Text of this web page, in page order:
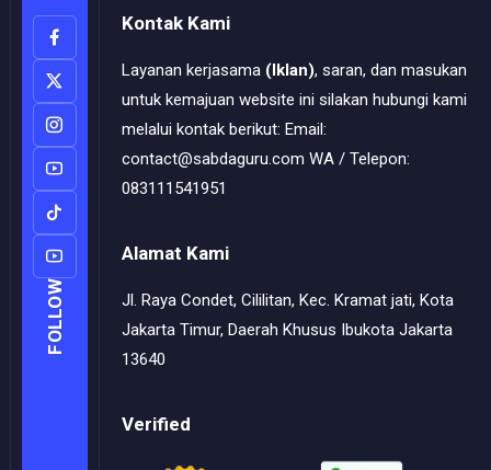
FOLLOW
Kontak Kami
Layanan kerjasama (Iklan), saran, dan masukan
untuk kemajuan website ini silakan hubungi kami
melalui kontak berikut: Email:
contact@sabdaguru.com WA / Telepon:
083111541951
Alamat Kami
Jl. Raya Condet, Cililitan, Kec. Kramat jati, Kota
Jakarta Timur, Daerah Khusus Ibukota Jakarta
13640
Verified